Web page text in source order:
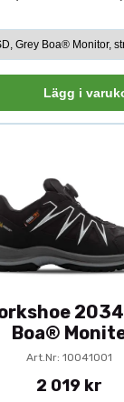
Lägg i
Boa®
Art.Nr: 10041001
2 019 kr